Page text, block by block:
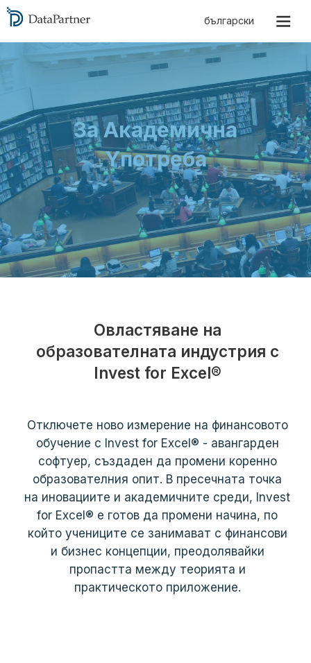
За Академична
Yпотреба
Овластяване на
образователната индустрия с
Invest for Excel®
Отключете ново измерение на финансовото
обучение с Invest for Excel® - авангарден
софтуер, създаден да промени коренно
образователния опит. В пресечната точка
на иновациите и академичните среди, Invest
for Excel® е готов да промени начина, по
който учениците се занимават с финансови
и бизнес концепции, преодолявайки
пропастта между теорията и
практическото приложение.